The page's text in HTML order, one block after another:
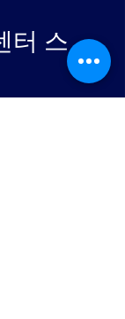
터 스